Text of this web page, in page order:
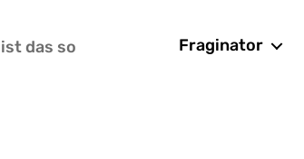
das so Fraginator